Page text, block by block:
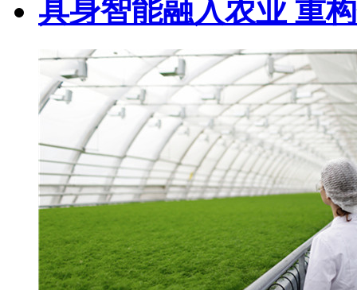
具身智能融入农业 重